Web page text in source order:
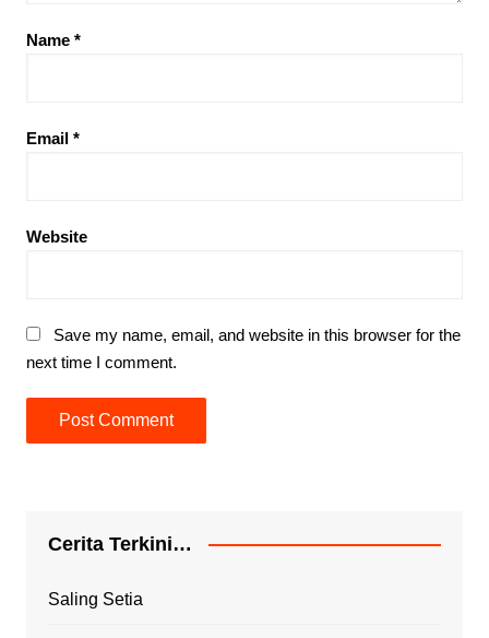
Name *
Email *
Website
Save my name, email, and website in this browser for the
next time I comment.
Cerita Terkini…
Saling Setia